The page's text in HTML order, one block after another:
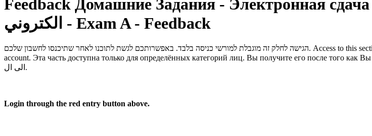
Feedback Домашние Задания - Электронная
الكتروني - Exam A - Feedback
הגישה לחלק זה מוגבלת למורשי כניסה בלבד. באפשרותכם לגשת לתוכנו לאחר שתיכנסו לחשבון שלכם. Access to this
account. Эта часть доступна только для определённых категорий лиц. Вы получите его после того как
الى ال.
Login through the red entry button above.